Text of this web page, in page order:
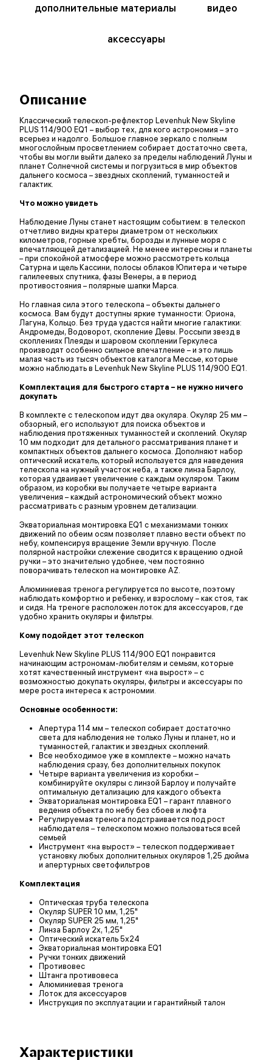
дополнительные материалы видео
аксессуары
Описание
Классический телескоп-рефлектор Levenhuk New Skyline
PLUS 114/900 EQ1 – выбор тех, для кого астрономия – это
всерьез и надолго. Большое главное зеркало с полным
многослойным просветлением собирает достаточно света,
чтобы вы могли выйти далеко за пределы наблюдений Луны и
планет Солнечной системы и погрузиться в мир объектов
дальнего космоса – звездных скоплений, туманностей и
галактик.
Что можно увидеть
Наблюдение Луны станет настоящим событием: в телескоп
отчетливо видны кратеры диаметром от нескольких
километров, горные хребты, борозды и лунные моря с
впечатляющей детализацией. Не менее интересны и планеты
– при спокойной атмосфере можно рассмотреть кольца
Сатурна и щель Кассини, полосы облаков Юпитера и четыре
галилеевых спутника, фазы Венеры, а в период
противостояния – полярные шапки Марса.
Но главная сила этого телескопа – объекты дальнего
космоса. Вам будут доступны яркие туманности: Ориона,
Лагуна, Кольцо. Без труда удастся найти многие галактики:
Андромеды, Водоворот, скопление Девы. Россыпи звезд в
скоплениях Плеяды и шаровом скоплении Геркулеса
производят особенно сильное впечатление – и это лишь
малая часть из тысяч объектов каталога Мессье, которые
можно наблюдать в Levenhuk New Skyline PLUS 114/900 EQ1.
Комплектация для быстрого старта – не нужно ничего
докупать
В комплекте с телескопом идут два окуляра. Окуляр 25 мм –
обзорный, его используют для поиска объектов и
наблюдения протяженных туманностей и скоплений. Окуляр
10 мм подходит для детального рассматривания планет и
компактных объектов дальнего космоса. Дополняют набор
оптический искатель, который используется для наведения
телескопа на нужный участок неба, а также линза Барлоу,
которая удваивает увеличение с каждым окуляром. Таким
образом, из коробки вы получаете четыре варианта
увеличения – каждый астрономический объект можно
рассматривать с разным уровнем детализации.
Экваториальная монтировка EQ1 с механизмами тонких
движений по обеим осям позволяет плавно вести объект по
небу, компенсируя вращение Земли вручную. После
полярной настройки слежение сводится к вращению одной
ручки – это значительно удобнее, чем постоянно
поворачивать телескоп на монтировке AZ.
Алюминиевая тренога регулируется по высоте, поэтому
наблюдать комфортно и ребенку, и взрослому – как стоя, так
и сидя. На треноге расположен лоток для аксессуаров, где
удобно хранить окуляры и фильтры.
Кому подойдет этот телескоп
Levenhuk New Skyline PLUS 114/900 EQ1 понравится
начинающим астрономам-любителям и семьям, которые
хотят качественный инструмент «на вырост» – с
возможностью докупать окуляры, фильтры и аксессуары по
мере роста интереса к астрономии.
Основные особенности:
Апертура 114 мм – телескоп собирает достаточно
света для наблюдения не только Луны и планет, но и
туманностей, галактик и звездных скоплений.
Все необходимое уже в комплекте – можно начать
наблюдения сразу, без дополнительных покупок
Четыре варианта увеличения из коробки –
комбинируйте окуляры с линзой Барлоу и получайте
оптимальную детализацию для каждого объекта
Экваториальная монтировка EQ1 – гарант плавного
ведения объекта по небу без сбоев и люфта
Регулируемая тренога подстраивается под рост
наблюдателя – телескопом можно пользоваться всей
семьей
Инструмент «на вырост» – телескоп поддерживает
установку любых дополнительных окуляров 1,25 дюйма
и апертурных светофильтров
Комплектация
Оптическая труба телескопа
Окуляр SUPER 10 мм, 1,25"
Окуляр SUPER 25 мм, 1,25"
Линза Барлоу 2х, 1,25"
Оптический искатель 5x24
Экваториальная монтировка EQ1
Ручки тонких движений
Противовес
Штанга противовеса
Алюминиевая тренога
Лоток для аксессуаров
Инструкция по эксплуатации и гарантийный талон
Характеристики